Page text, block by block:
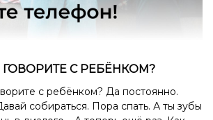
ГОВОРИТЕ С РЕБЁНКОМ?
с ребёнком? Да постоянно.
собираться. Пора спать. А ты зубы